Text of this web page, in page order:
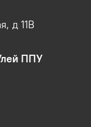
д 11В
ППУ